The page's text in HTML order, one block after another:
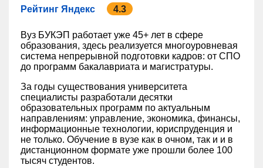
Рейтинг Яндекс 4.3
Вуз БУКЭП работает уже 45+ лет в сфере
образования, здесь реализуется многоуровневая
система непрерывной подготовки кадров: от СПО
до программ бакалавриата и магистратуры.
За годы существования университета
специалисты разработали десятки
образовательных программ по актуальным
направлениям: управление, экономика, финансы,
информационные технологии, юриспруденция и
не только. Обучение в вузе как в очном, так и и в
дистанционном формате уже прошли более 100
тысяч студентов.